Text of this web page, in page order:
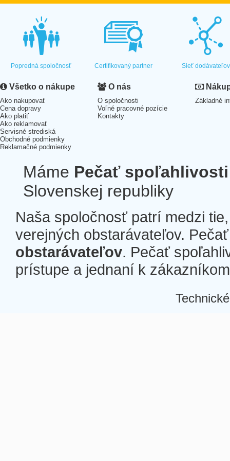
Popredná spoločnosť Certifikovaný partner Sieť dodávateľov
Všetko o nákupe
Ako nakupovať
Cena dopravy
Ako platiť
Ako reklamovať
Servisné strediská
Obchodné podmienky
Reklamačné podmienky
O nás
O spoločnosti
Voľné pracovné pozície
Kontakty
Základné
Máme Pečať spoľahlivosti
Slovenskej republiky
Naša spoločnosť patrí medzi
verejných obstarávateľov.
obstarávateľov. Pečať
prístupe a jednaní k